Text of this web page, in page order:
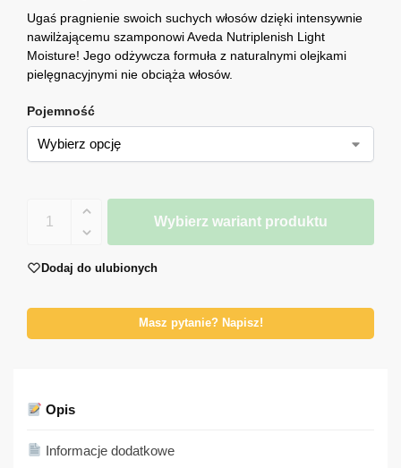
Ugaś pragnienie swoich suchych włosów dzięki intensywnie
nawilżającemu szamponowi Aveda Nutriplenish Light
Moisture! Jego odżywcza formuła z naturalnymi olejkami
pielęgnacyjnymi nie obciąża włosów.
Pojemność
Wybierz wariant produktu
Dodaj do ulubionych
Masz pytanie? Napisz!
Opis
Informacje dodatkowe